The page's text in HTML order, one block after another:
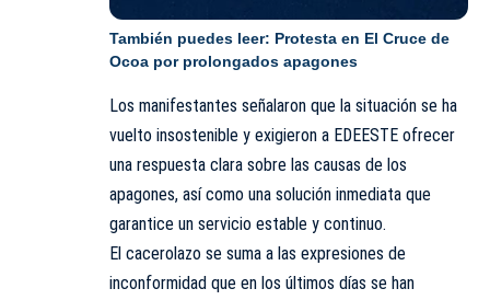
También puedes leer: Protesta en El Cruce de
Ocoa por prolongados apagones
Los manifestantes señalaron que la situación se ha
vuelto insostenible y exigieron a EDEESTE ofrecer
una respuesta clara sobre las causas de los
apagones, así como una solución inmediata que
garantice un servicio estable y continuo.
El cacerolazo se suma a las expresiones de
inconformidad que en los últimos días se han